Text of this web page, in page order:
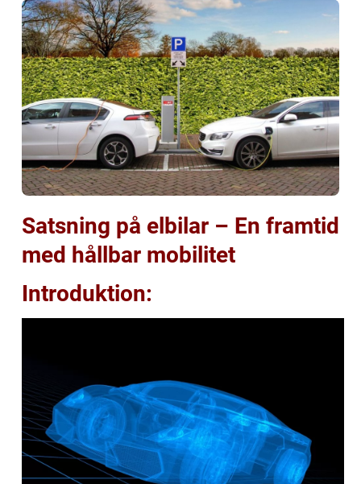
Satsning på elbilar – En framtid
med hållbar mobilitet
Introduktion: